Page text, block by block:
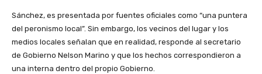
Sánchez, es presentada por fuentes oficiales como “una puntera
del peronismo local”. Sin embargo, los vecinos del lugar y los
medios locales señalan que en realidad, responde al secretario
de Gobierno Nelson Marino y que los hechos correspondieron a
una interna dentro del propio Gobierno.